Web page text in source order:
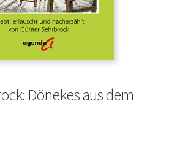
Dönekes aus dem